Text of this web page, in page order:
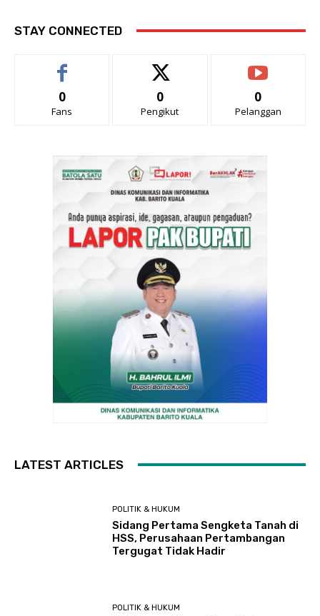
STAY CONNECTED
0
Fans
0
Pengikut
0
Pelanggan
LATEST ARTICLES
POLITIK & HUKUM
Sidang Pertama Sengketa Tanah di
HSS, Perusahaan Pertambangan
Tergugat Tidak Hadir
POLITIK & HUKUM